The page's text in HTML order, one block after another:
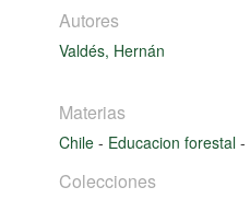
Autores
Valdés, Hernán
Materias
Chile - Educacion forestal -
Colecciones